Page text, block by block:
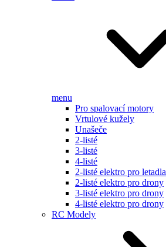
menu
Pro spalovací motory
Vrtulové kužely
Unašeče
2-listé
3-listé
4-listé
2-listé elektro pro letadla
2-listé elektro pro drony
3-listé elektro pro drony
4-listé elektro pro drony
RC Modely